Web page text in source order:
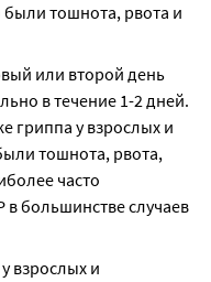
тошнота, рвота и
или второй день
в течение 1-2 дней.
гриппа у взрослых и
тошнота, рвота,
часто
в большинстве случаев
взрослых и